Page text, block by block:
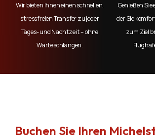
Wir bieten Ihnen einen schnellen,
stressfreien Transfer zu jeder
Tages- und Nachtzeit – ohne
Warteschlangen.
Genießen Sie
der Sie
zum Ziel
Buchen Sie Ihren